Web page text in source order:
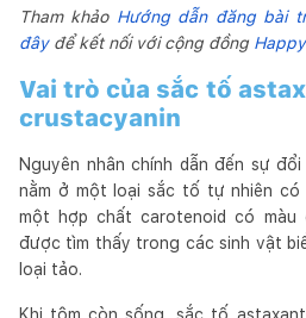
Tham khảo Hướng dẫn đăng bài
đâyđể kết nối với cộng đồng
Vai trò của sắc tố
crustacyanin
Nguyên nhân chính dẫn đến sự
nằm ở một loại sắc tố tự nhiên có
một hợp chất carotenoid có
được tìm thấy trong các sinh vật
loại tảo.